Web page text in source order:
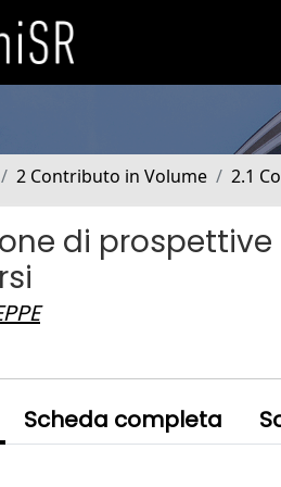
2 Contributo in Volume 2.1
di
Scheda completa